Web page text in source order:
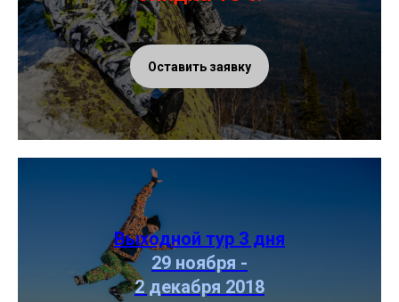
Оставить заявку
Выходной тур 3 дня
29 ноября -
2 декабря 2018